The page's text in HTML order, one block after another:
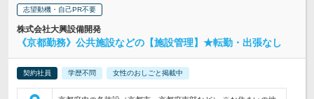
志望動機・自己PR不要
株式会社大興設備開発
《京都勤務》公共施設などの【施設管理】★転勤・出張なし
契約社員 学歴不問 女性のおしごと掲載中